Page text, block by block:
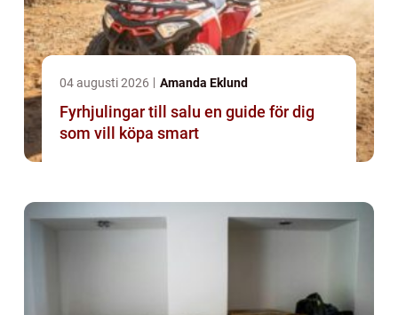
04 augusti 2026 Amanda Eklund
Fyrhjulingar till salu en guide för dig
som vill köpa smart